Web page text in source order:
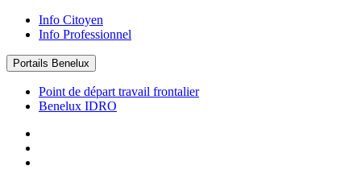
Info Citoyen
Info Professionnel
Portails Benelux
Point de départ travail frontalier
Benelux IDRO